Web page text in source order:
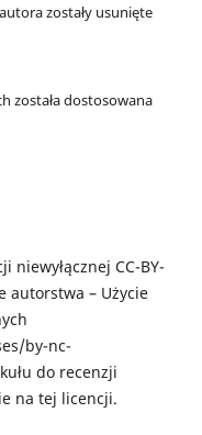
zostały usunięte
została dostosowana
niewyłącznej CC-BY-
autorstwa – Użycie
by-nc-
do recenzji
na tej licencji.